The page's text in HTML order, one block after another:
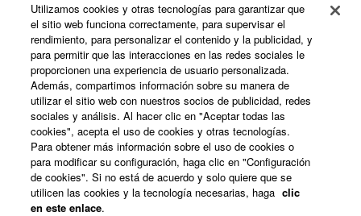
Acerca de Yamaha
España - Spanish
Empresa
Utilizamos cookies y otras tecnologías para garantizar que
el sitio web funciona correctamente, para supervisar el
rendimiento, para personalizar el contenido y la publicidad, y
para permitir que las interacciones en las redes sociales le
proporcionen una experiencia de usuario personalizada.
Además, compartimos información sobre su manera de
utilizar el sitio web con nuestros socios de publicidad, redes
sociales y análisis. Al hacer clic en "Aceptar todas las
cookies", acepta el uso de cookies y otras tecnologías.
Para obtener más información sobre el uso de cookies o
para modificar su configuración, haga clic en "Configuración
de cookies". Si no está de acuerdo y solo quiere que se
utilicen las cookies y la tecnología necesarias, haga clic
en este enlace.